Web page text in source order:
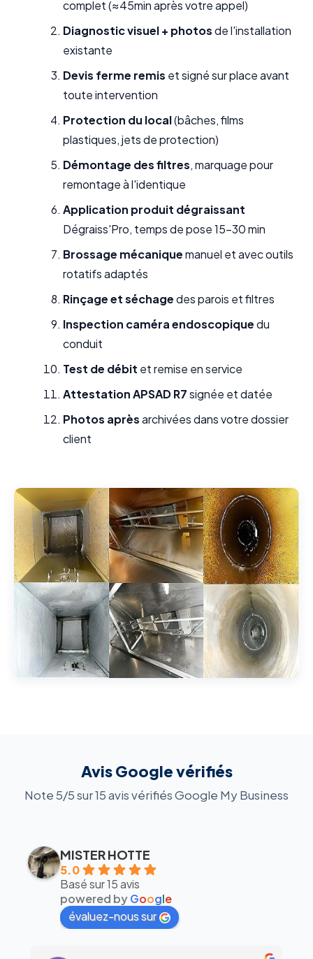
complet (≈45min après votre appel)
Diagnostic visuel + photosde l'installation
existante
Devis ferme remis et signé sur place avant
toute intervention
Protection du local(bâches, films
plastiques, jets de protection)
Démontage des filtres, marquage pour
remontage à l'identique
Application produit dégraissant
Dégraiss'Pro, temps de pose 15-30 min
Brossage mécaniquemanuel et avec outils
rotatifs adaptés
Rinçage et séchagedes parois et filtres
Inspection caméra endoscopiquedu
conduit
Test de débit et remise en service
Attestation APSAD R7signée et datée
Photos aprèsarchivées dans votre dossier
client
Avis Google vérifiés
Note 5/5 sur 15 avis vérifiés Google My Business
MISTER HOTTE
5.0
Basé sur 15 avis
powered byGoogle
évaluez-nous sur